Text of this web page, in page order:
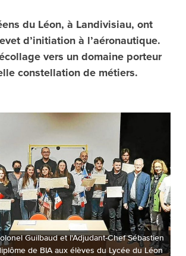
du Léon, à Landivisiau, ont
d’initiation à l’aéronautique.
vers un domaine porteur
constellation de métiers.
Guilbaud et l'Adjudant-Chef Sébastien
de BIA aux élèves du Lycée du Léon